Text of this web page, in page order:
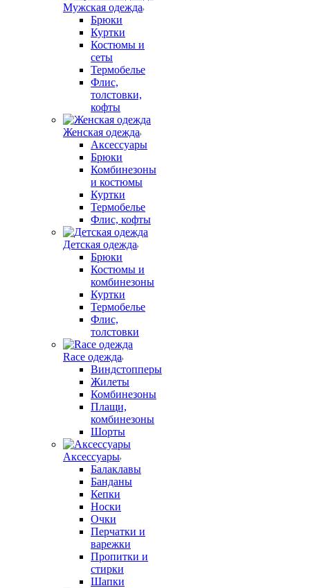
Мужская одежда
Брюки
Куртки
Костюмы и
сеты
Термобелье
Флис,
толстовки,
кофты
Женская одежда
Аксессуары
Брюки
Комбинезоны
и костюмы
Куртки
Термобелье
Флис, кофты
Детская одежда
Брюки
Костюмы и
комбинезоны
Куртки
Термобелье
Флис,
толстовки
Race одежда
Виндстопперы
Жилеты
Комбинезоны
Плащи,
комбинезоны
Шорты
Аксессуары
Балаклавы
Банданы
Кепки
Носки
Очки
Перчатки и
варежки
Пропитки и
стирки
Шапки